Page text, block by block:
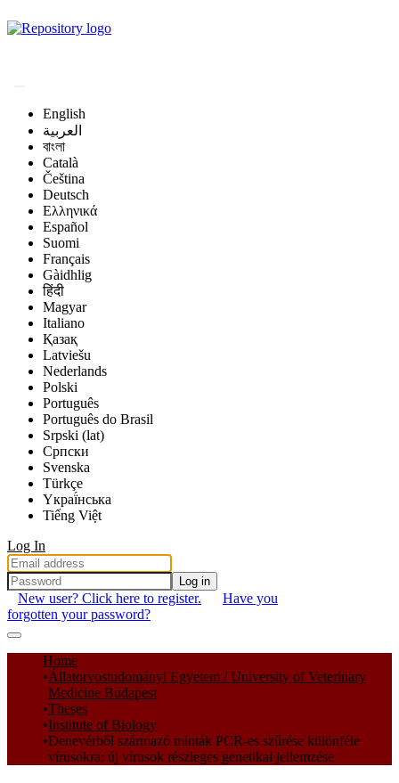
English
العربية
বাংলা
Català
Čeština
Deutsch
Ελληνικά
Español
Suomi
Français
Gàidhlig
हिंदी
Magyar
Italiano
Қазақ
Latviešu
Nederlands
Polski
Português
Português do Brasil
Srpski (lat)
Српски
Svenska
Türkçe
Yкраї́нська
Tiếng Việt
Log In
Log in
New user? Click here to register.
Have you
forgotten your password?
Communities & Collections
All of DSpace
Statistics
Home
Állatorvostudományi Egyetem / University of Veterinary
Medicine Budapest
Theses
Institute of Biology
Denevérből származó minták PCR-es szűrése különféle
vírusokra: új vírusok részleges genetikai jellemzése